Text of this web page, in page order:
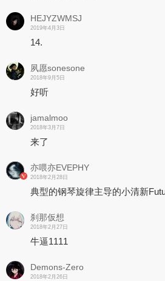
HEJYZWMSJ
2019年4月3日
14.
夙愿sonesone
2018年9月5日
好听
jamalmoo
2018年3月7日
来了
亦喂亦EVEPHY
2018年2月28日
典型的钢琴旋律主导的小清新
刹那仮想
2018年2月27日
牛逼1111
Demons-Zero
2018年2月26日